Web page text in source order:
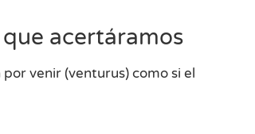
acertáramos
venir (venturus) como si el